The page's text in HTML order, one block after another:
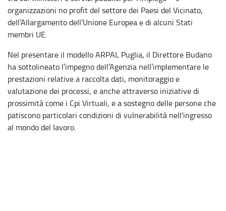
organizzazioni no profit del settore dei Paesi del Vicinato,
dell’Allargamento dell’Unione Europea e di alcuni Stati
membri UE.
Nel presentare il modello ARPAL Puglia, il Direttore Budano
ha sottolineato l’impegno dell’Agenzia nell’implementare le
prestazioni relative a raccolta dati, monitoraggio e
valutazione dei processi, e anche attraverso iniziative di
prossimità come i Cpi Virtuali, e a sostegno delle persone che
patiscono particolari condizioni di vulnerabilità nell'ingresso
al mondo del lavoro.